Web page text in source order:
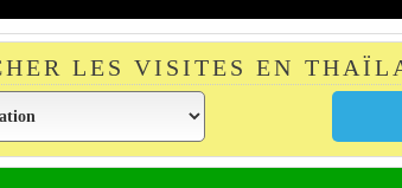
LES VISITES EN